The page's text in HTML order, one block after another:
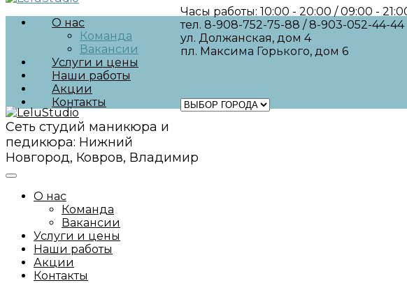
Часы работы: 10:00 - 20:00 / 09:00 -
тел. 8-908-752-75-88 / 8-903-052-44-44
ул. Должанская, дом 4
пл. Максима Горького, дом 6
О нас
Команда
Вакансии
Услуги и цены
Наши работы
Акции
Контакты
Сеть студий маникюра и
педикюра: Нижний
Новгород, Ковров, Владимир
О нас
Команда
Вакансии
Услуги и цены
Наши работы
Акции
Контакты